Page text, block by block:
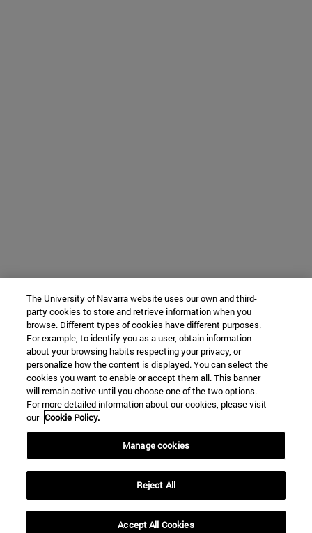
The University of Navarra website uses our own and third-
party cookies to store and retrieve information when you
browse. Different types of cookies have different purposes.
For example, to identify you as a user, obtain information
about your browsing habits respecting your privacy, or
personalize how the content is displayed. You can select the
cookies you want to enable or accept them all. This banner
will remain active until you choose one of the two options.
For more detailed information about our cookies, please visit
our Cookie Policy.
Manage cookies
Reject All
Accept All Cookies